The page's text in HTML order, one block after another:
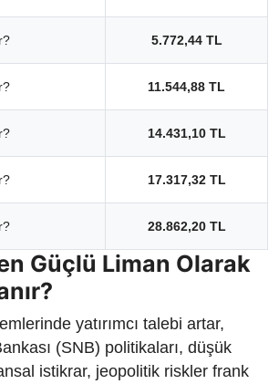
5.772,44 TL
11.544,88 TL
14.431,10 TL
17.317,32 TL
28.862,20 TL
Güçlü Liman Olarak
yatırımcı talebi artar,
(SNB) politikaları, düşük
istikrar, jeopolitik riskler frank